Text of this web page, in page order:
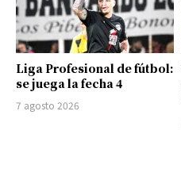
Liga Profesional de fútbol:
se juega la fecha 4
7 agosto 2026